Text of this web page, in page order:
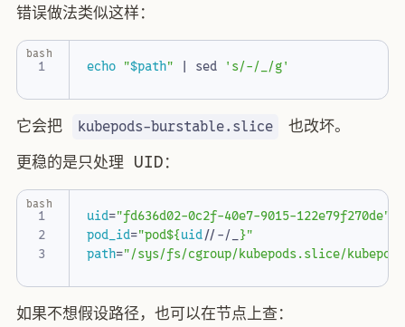
错误做法类似这样：
1 echo "$path" | sed 's/-/_/g'
bash
它会把 kubepods-burstable.slice
也改坏。
更稳的是只处理 UID：
1
2
uid="fd636d02-0c2f-40e7-9015-122e79f270de"
pod_id="pod${uid//-/_}"
path="/sys/fs/cgroup/kubepods.slice/
bash
如果不想假设路径，也可以在节点上查：